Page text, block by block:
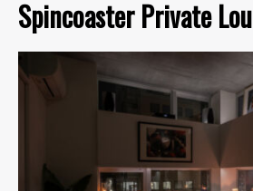
Spincoaster Private